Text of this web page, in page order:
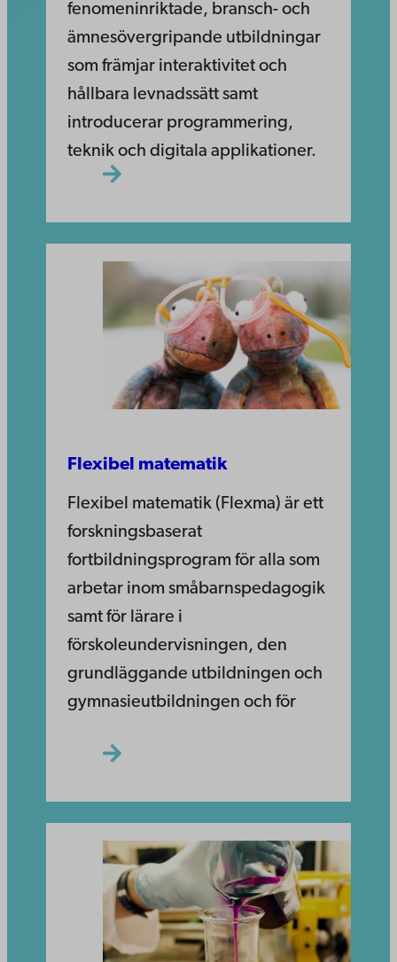
fenomeninriktade, bransch- och
ämnesövergripande utbildningar
som främjar interaktivitet och
hållbara levnadssätt samt
introducerar programmering,
teknik och digitala applikationer.
Flexibel matematik
Flexibel matematik (Flexma) är ett
forskningsbaserat
fortbildningsprogram för alla som
arbetar inom småbarnspedagogik
samt för lärare i
förskoleundervisningen, den
grundläggande utbildningen och
gymnasieutbildningen och för